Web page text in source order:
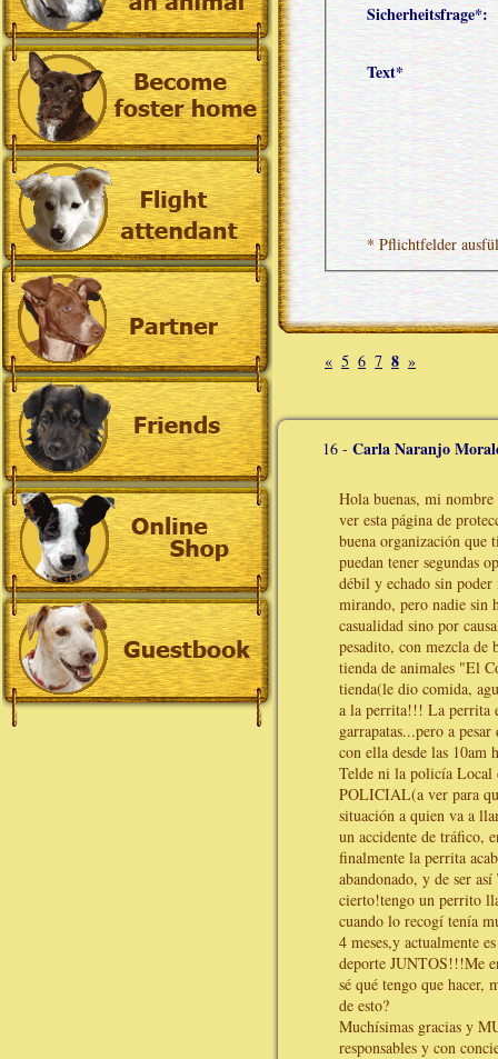
Text*
* Pflichtfelder
« 5 6 7 8 »
16 - Carla Naranjo
Hola buenas, mi
ver esta página de
buena organización que
puedan tener segundas
débil y echado sin
mirando, pero nadie sin
casualidad sino por
pesadito, con mezcla de
tienda de animales "El
tienda(le dio comida,
a la perrita!!! La perrita
garrapatas...pero a
con ella desde las 10am
Telde ni la policía Local
POLICIAL(a ver para
situación a quien va a
un accidente de tráfico,
finalmente la perrita
abandonado, y de ser
cierto!tengo un perrito
cuando lo recogí tenía
4 meses,y actualmente
deporte JUNTOS!!!Me
sé qué tengo que
de esto?
Muchísimas gracias y
responsables y con